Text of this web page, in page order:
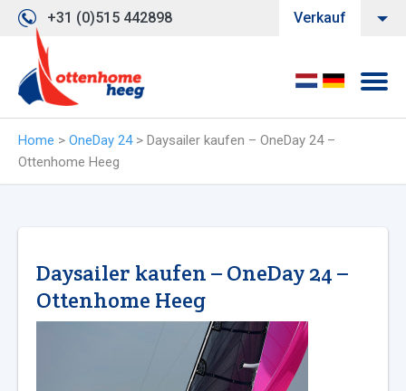
+31 (0)515 442898 Verkauf
Home > OneDay 24> Daysailer kaufen – OneDay 24 –
Ottenhome Heeg
Daysailer kaufen – OneDay 24 –
Ottenhome Heeg